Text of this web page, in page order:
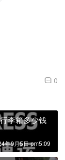
0
李箱多少钱
年9月5日 pm5:09